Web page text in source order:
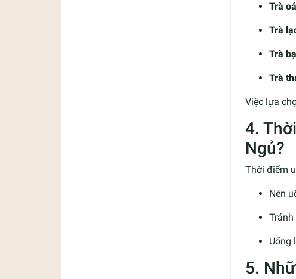
Trà
Trà
Trà
Trà
Việc lựa
4.
Ngủ?
Thời điểm
Nên
Uống
5.